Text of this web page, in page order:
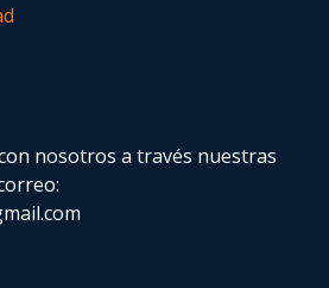
nosotros a través nuestras